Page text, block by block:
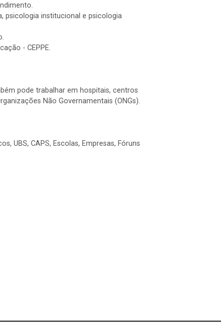
psicologia institucional e psicologia
- CEPPE.
pode trabalhar em hospitais, centros
Não Governamentais (ONGs).
UBS, CAPS, Escolas, Empresas, Fóruns